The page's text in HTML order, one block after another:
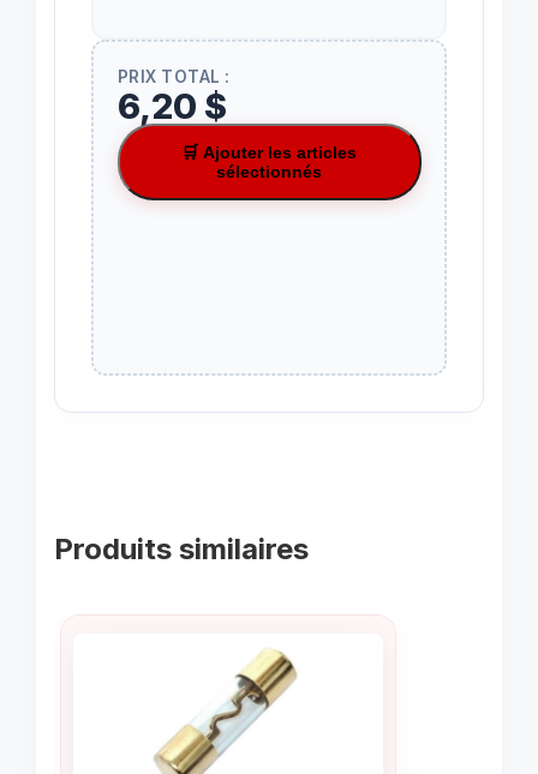
PRIX TOTAL :
6,20 $
🛒 Ajouter les articles
sélectionnés
Produits similaires